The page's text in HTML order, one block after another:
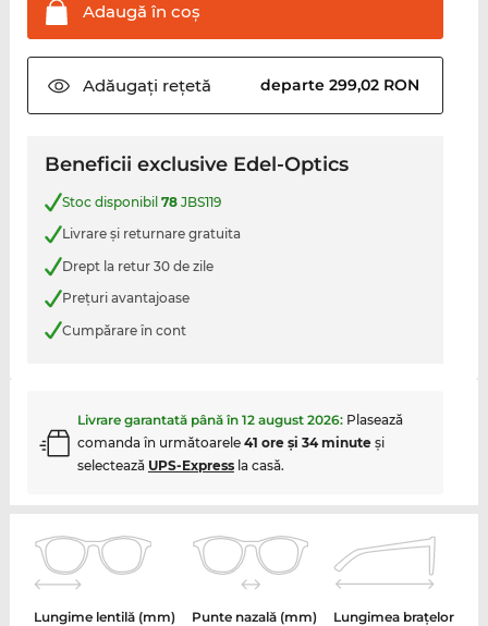
Adaugă în coş
Adăugați rețetă departe 299,02 RON
Beneficii exclusive Edel-Optics
Stoc disponibil 78JBS119
Livrare şi returnare gratuita
Drept la retur 30 de zile
Preţuri avantajoase
Cumpărare în cont
Livrare garantată până în 12 august 2026: Plasează
comanda în următoarele 41 ore şi 34 minuteşi
selectează UPS-Expressla casă.
Lungime lentilă (mm)
Punte nazală (mm)
Lungimea brațelor